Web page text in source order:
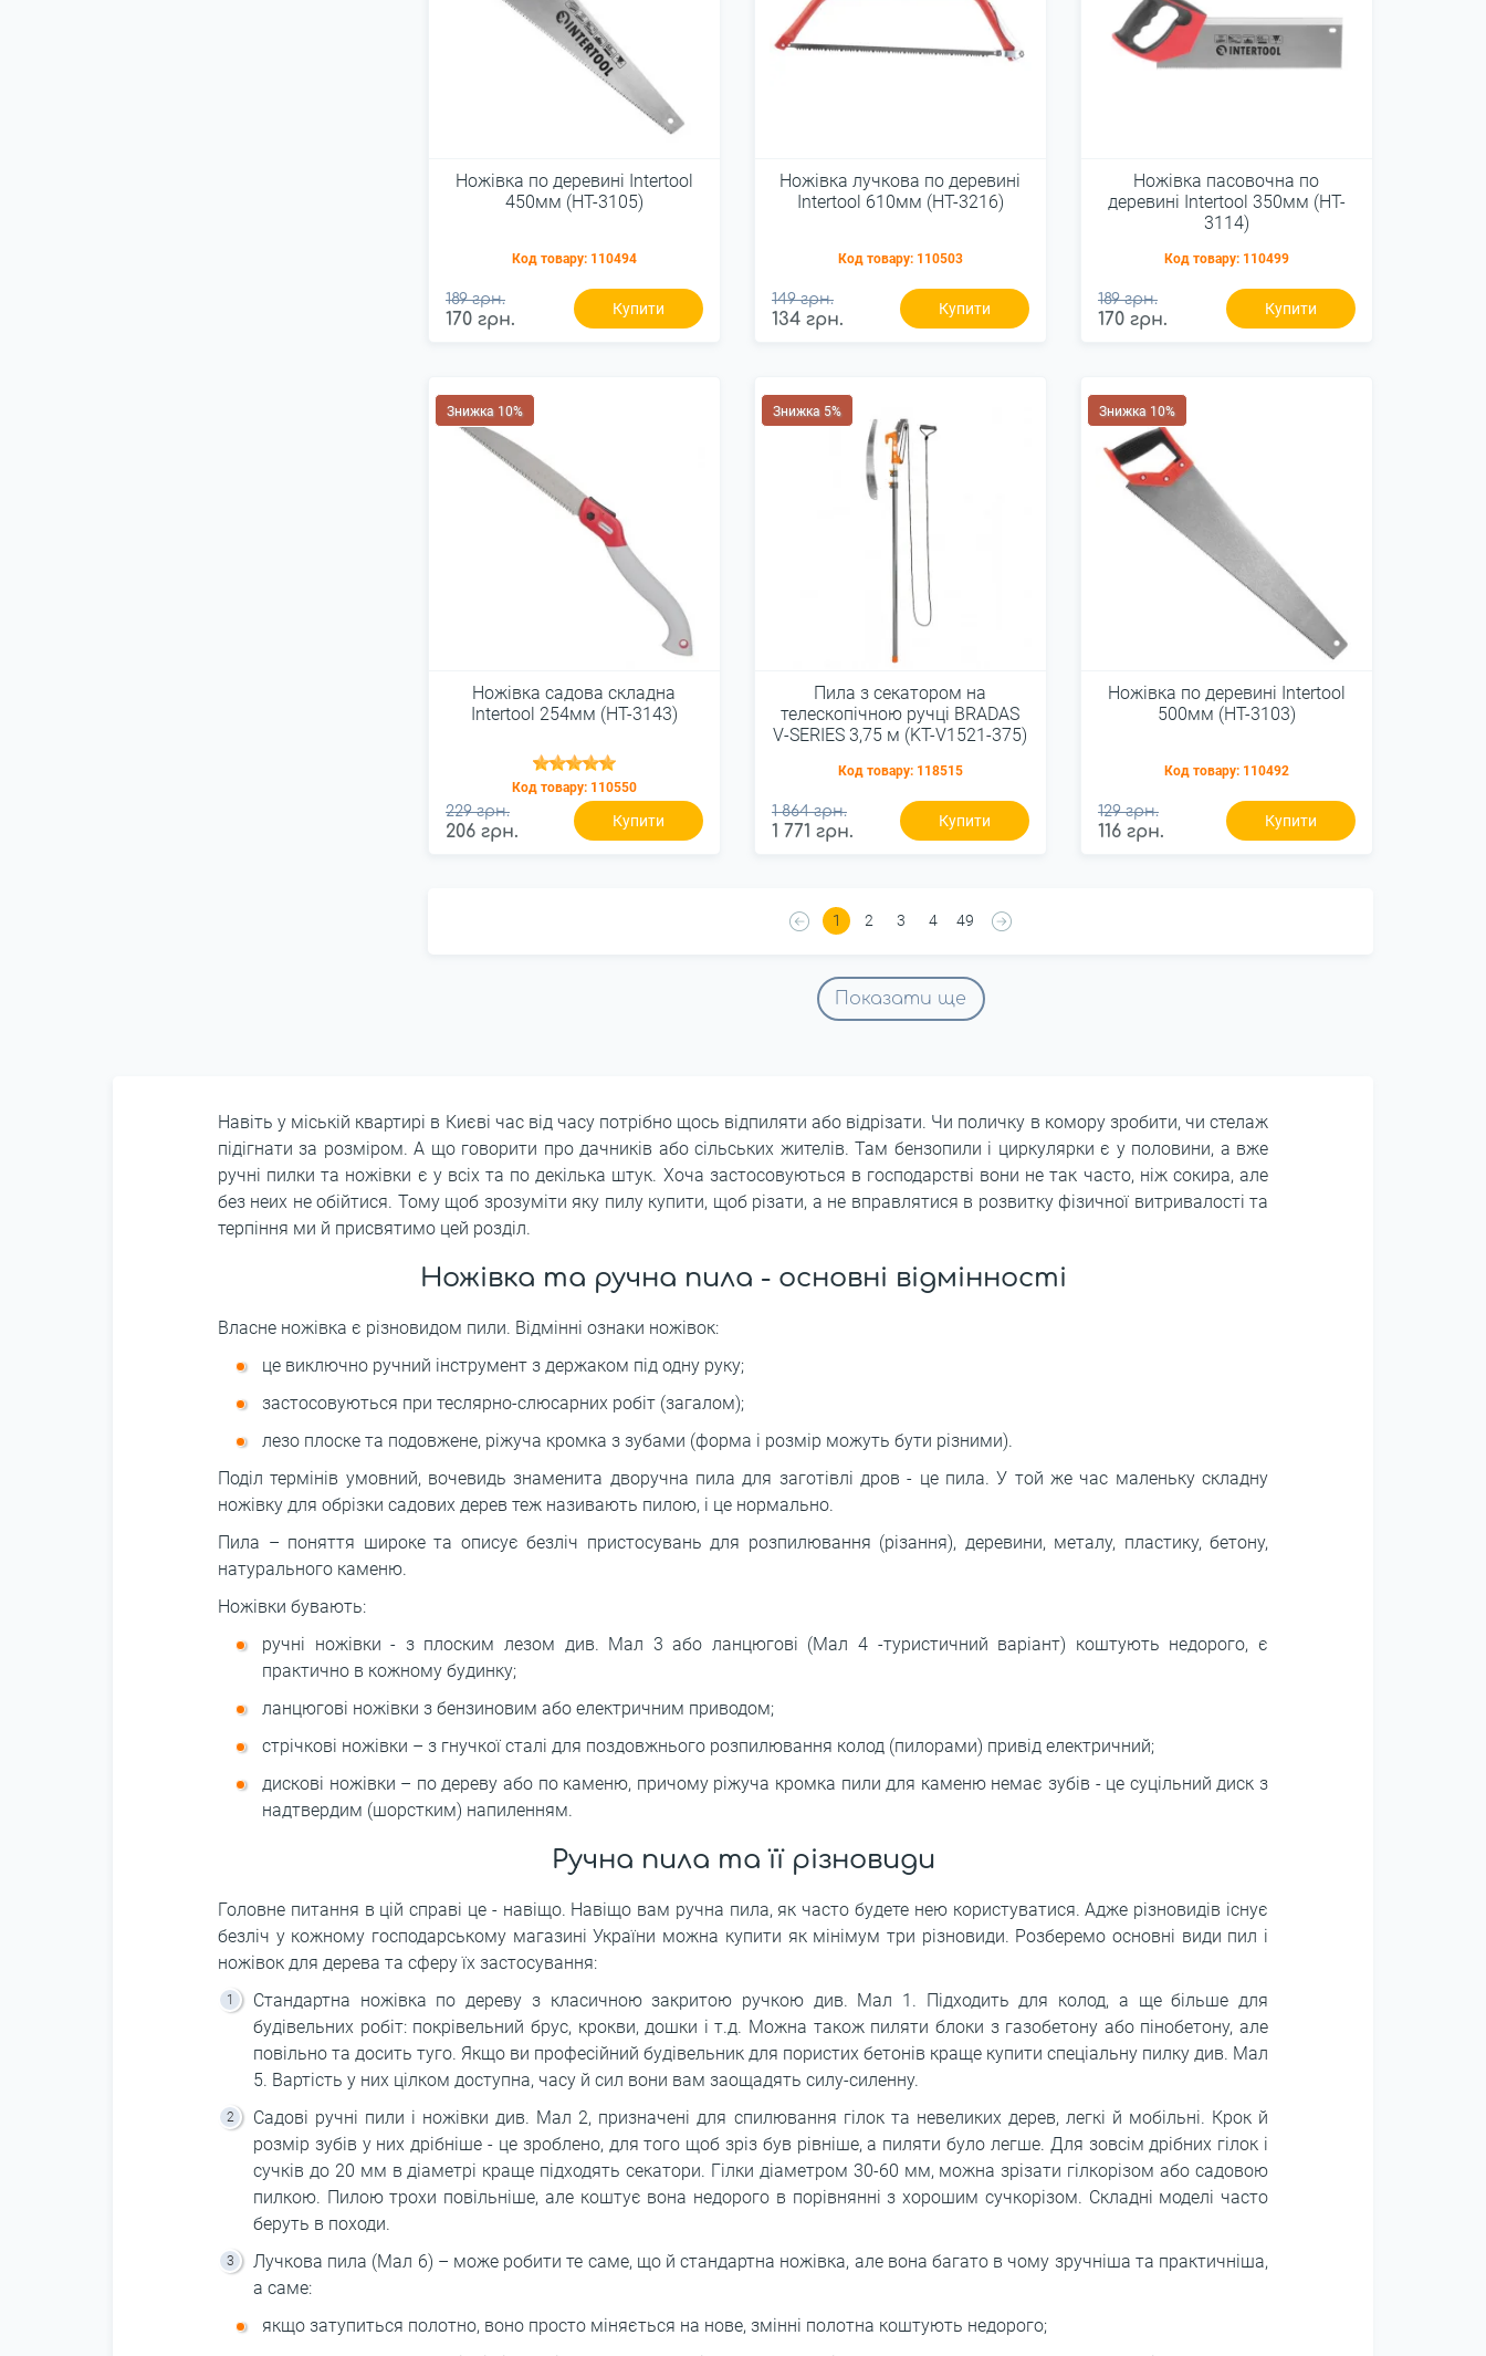
Ножівка по деревині Intertool
450мм (HT-3105)
Код товару: 110494
189 грн.
170 грн.
Купити
Ножівка лучкова по деревині
Intertool 610мм (HT-3216)
Код товару: 110503
149 грн.
134 грн.
Купити
Ножівка пасовочна по
деревині Intertool 350мм (HT-
3114)
Код товару: 110499
189 грн.
170 грн.
Купити
Знижка 10%
Ножівка садова складна
Intertool 254мм (HT-3143)
Код товару: 110550
229 грн.
206 грн.
Купити
Знижка 5%
Пила з секатором на
телескопічною ручці BRADAS
V-SERIES 3,75 м (KT-V1521-375)
Код товару: 118515
1 864 грн.
1 771 грн.
Купити
Знижка 10%
Ножівка по деревині Intertool
500мм (HT-3103)
Код товару: 110492
129 грн.
116 грн.
Купити
1 2 3 4 49
Показати ще
Навіть у міській квартирі в Києві час від часу потрібно щось відпиляти або відрізати. Чи поличку в комору зробити, чи стелаж
підігнати за розміром. А що говорити про дачників або сільських жителів. Там бензопили і циркулярки є у половини, а вже
ручні пилки та ножівки є у всіх та по декілька штук. Хоча застосовуються в господарстві вони не так часто, ніж сокира, але
без неих не обійтися. Тому щоб зрозуміти яку пилу купити, щоб різати, а не вправлятися в розвитку фізичної витривалості та
терпіння ми й присвятимо цей розділ.
Ножівка та ручна пила - основні відмінності
Власне ножівка є різновидом пили. Відмінні ознаки ножівок:
це виключно ручний інструмент з держаком під одну руку;
застосовуються при теслярно-слюсарних робіт (загалом);
лезо плоске та подовжене, ріжуча кромка з зубами (форма і розмір можуть бути різними).
Поділ термінів умовний, вочевидь знаменита дворучна пила для заготівлі дров - це пила. У той же час маленьку складну
ножівку для обрізки садових дерев теж називають пилою, і це нормально.
Пила – поняття широке та описує безліч пристосувань для розпилювання (різання), деревини, металу, пластику, бетону,
натурального каменю.
Ножівки бувають:
ручні ножівки - з плоским лезом див. Мал 3 або ланцюгові (Мал 4 -туристичний варіант) коштують недорого, є
практично в кожному будинку;
ланцюгові ножівки з бензиновим або електричним приводом;
стрічкові ножівки – з гнучкої сталі для поздовжнього розпилювання колод (пилорами) привід електричний;
дискові ножівки – по дереву або по каменю, причому ріжуча кромка пили для каменю немає зубів - це суцільний диск з
надтвердим (шорстким) напиленням.
Ручна пила та її різновиди
Головне питання в цій справі це - навіщо. Навіщо вам ручна пила, як часто будете нею користуватися. Адже різновидів існує
безліч у кожному господарському магазині України можна купити як мінімум три різновиди. Розберемо основні види пил і
ножівок для дерева та сферу їх застосування:
Стандартна ножівка по дереву з класичною закритою ручкою див. Мал 1. Підходить для колод, а ще більше для
будівельних робіт: покрівельний брус, крокви, дошки і т.д. Можна також пиляти блоки з газобетону або пінобетону, але
повільно та досить туго. Якщо ви професійний будівельник для пористих бетонів краще купити спеціальну пилку див. Мал
5. Вартість у них цілком доступна, часу й сил вони вам заощадять силу-силенну.
Садові ручні пили і ножівки див. Мал 2, призначені для спилювання гілок та невеликих дерев, легкі й мобільні. Крок й
розмір зубів у них дрібніше - це зроблено, для того щоб зріз був рівніше, а пиляти було легше. Для зовсім дрібних гілок і
сучків до 20 мм в діаметрі краще підходять секатори. Гілки діаметром 30-60 мм, можна зрізати гілкорізом або садовою
пилкою. Пилою трохи повільніше, але коштує вона недорого в порівнянні з хорошим сучкорізом. Складні моделі часто
беруть в походи.
Лучкова пила (Мал 6) – може робити те саме, що й стандартна ножівка, але вона багато в чому зручніша та практичніша,
а саме:
якщо затупиться полотно, воно просто міняється на нове, змінні полотна коштують недорого;